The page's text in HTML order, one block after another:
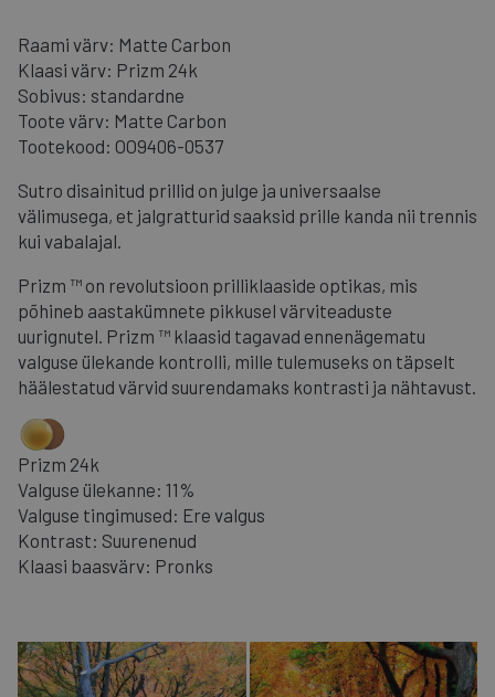
Raami värv: Matte Carbon
Klaasi värv: Prizm 24k
Sobivus: standardne
Toote värv: Matte Carbon
Tootekood: OO9406-0537
Sutro disainitud prillid on julge ja universaalse
välimusega, et jalgratturid saaksid prille kanda nii trennis
kui vabalajal.
Prizm ™ on revolutsioon prilliklaaside optikas, mis
põhineb aastakümnete pikkusel värviteaduste
uurignutel. Prizm ™ klaasid tagavad ennenägematu
valguse ülekande kontrolli, mille tulemuseks on täpselt
häälestatud värvid suurendamaks kontrasti ja nähtavust.
Prizm 24k
Valguse ülekanne: 11%
Valguse tingimused: Ere valgus
Kontrast: Suurenenud
Klaasi baasvärv: Pronks